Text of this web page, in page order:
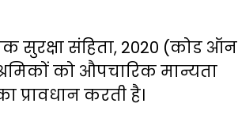
सुरक्षा संहिता, 2020 (कोड ऑन
को औपचारिक मान्यता
करती है।